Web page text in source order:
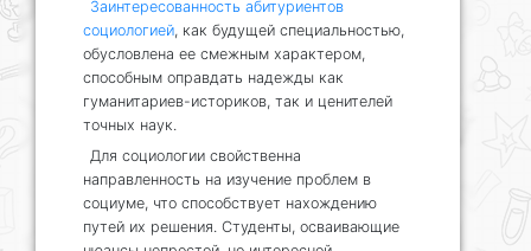
Заинтересованность абитуриентов
социологией, как будущей специальностью,
обусловлена ее смежным характером,
способным оправдать надежды как
гуманитариев-историков, так и ценителей
точных наук.
Для социологии свойственна
направленность на изучение проблем в
социуме, что способствует нахождению
путей их решения. Студенты, осваивающие